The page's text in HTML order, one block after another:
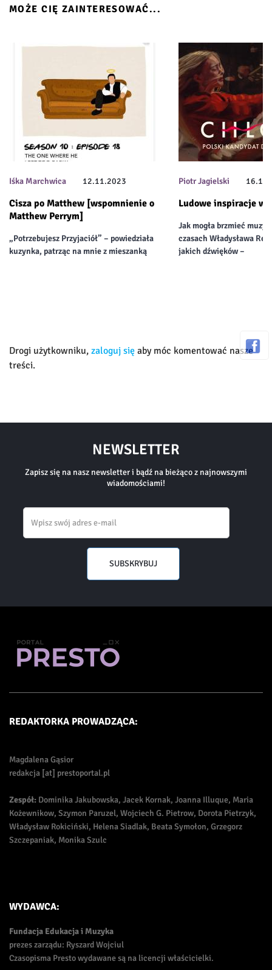
MOŻE CIĘ ZAINTERESOWAĆ...
Iśka Marchwica 12.11.2023
Cisza po Matthew [wspomnienie o
Matthew Perrym]
„Potrzebujesz Przyjaciół” – powiedziała
kuzynka, patrząc na mnie z mieszanką
Piotr Jagielski
Ludowe inspiracje w
Jak mogła brzmieć
czasach Władysława
jakich dźwięków –
Drogi użytkowniku, zaloguj się aby móc komentować nasze
treści.
NEWSLETTER
Zapisz się na nasz newsletter i bądź na bieżąco z najnowszymi
wiadomościami!
SUBSKRYBUJ
REDAKTORKA PROWADZĄCA:
Magdalena Gąsior
redakcja [at] prestoportal.pl
Zespół: Dominika Jakubowska, Jacek Kornak, Joanna Illuque, Maria
Kożewnikow, Szymon Paruzel, Wojciech G. Pietrow, Dorota Pietrzyk,
Władysław Rokiciński, Helena Siadlak, Beata Symołon, Grzegorz
Szczepaniak, Monika Szulc
WYDAWCA:
Fundacja Edukacja i Muzyka
prezes zarządu: Ryszard Wojciul
Czasopisma Presto wydawane są na licencji właścicielki.